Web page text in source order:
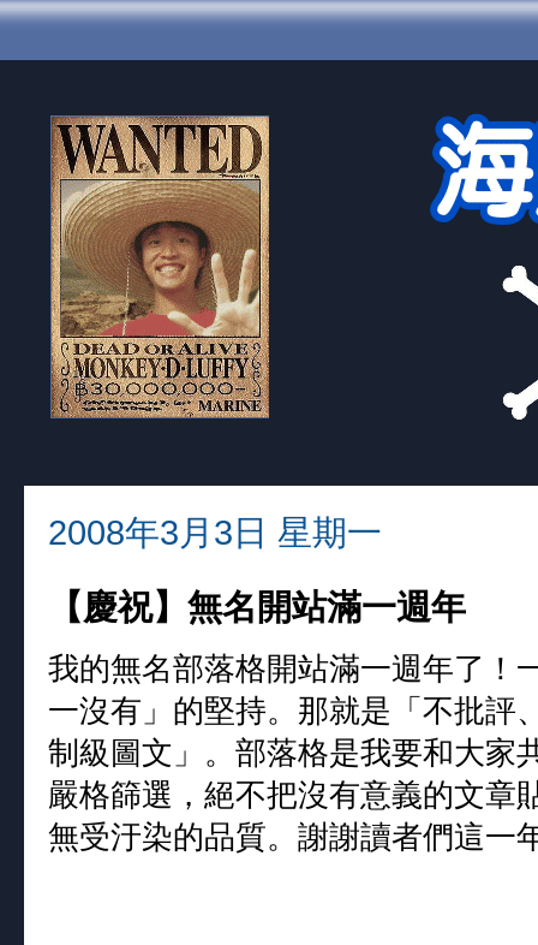
2008年3月3日 星期一
【慶祝】無名開站滿一週年
我的無名部落格開站滿一週年了！
一沒有」的堅持。那就是「不批評
制級圖文」。部落格是我要和大家
嚴格篩選，絕不把沒有意義的文章
無受汙染的品質。謝謝讀者們這一